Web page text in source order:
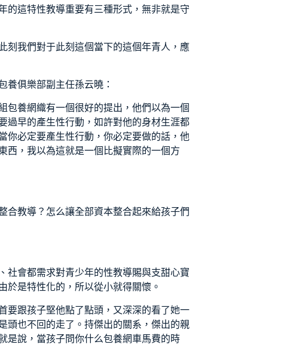
的這特性教導重要有三種形式，無非就是守
刻我們對于此刻這個當下的這個年青人，應
養俱樂部副主任孫云曉：
包養網織有一個很好的提出，他們以為一個
過早的產生性行動，如許對他的身材生涯都
你必定要產生性行動，你必定要做的話，他
西，我以為這就是一個比擬實際的一個方
合教導？怎么讓全部資本整合起來給孩子們
社會都需求對青少年的性教導賜與支甜心寶
於是特性化的，所以從小就得關懷。
要跟孩子堅他點了點頭，又深深的看了她一
頭也不回的走了。持傑出的關系，傑出的親
是說，當孩子問你什么包養網車馬費的時